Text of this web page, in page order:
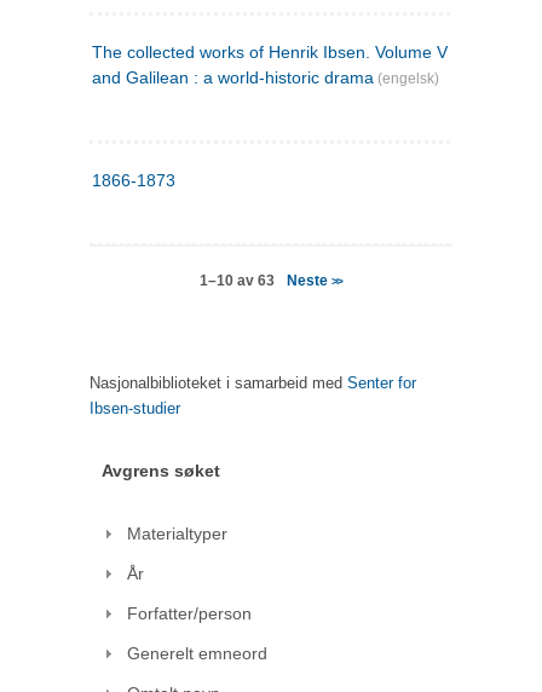
The collected works of Henrik Ibsen. Volume V : Emperor
and Galilean : a world-historic drama (engelsk)
1866-1873
1–10 av 63 Neste>>
Nasjonalbiblioteket i samarbeid med Senter for
Ibsen-studier
Avgrens søket
Materialtyper
År
Forfatter/person
Generelt emneord